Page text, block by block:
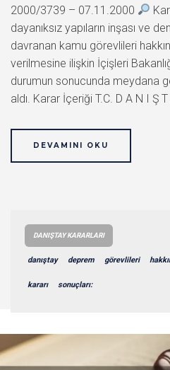
2000/3739 – 07.11.2000
dayanıksız yapıların inşası ve
davranan kamu görevlileri
verilmesine ilişkin İçişleri
durumun sonucunda meydana
aldı. Karar İçeriği T.C. D A N I Ş
DEVAMINI OKU
DANIŞTAY KARARLARI
danıştay deprem görevlileri
kararı sonuçları: